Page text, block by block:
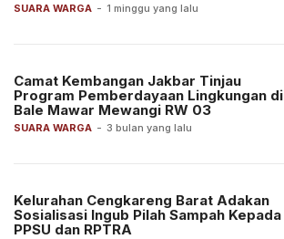
SUARA WARGA - 1 minggu yang lalu
SUARA WARGA - 3 bulan yang lalu
Camat Kembangan Jakbar Tinjau
Program Pemberdayaan Lingkungan di
Bale Mawar Mewangi RW 03
Kelurahan Cengkareng Barat Adakan
Sosialisasi Ingub Pilah Sampah Kepada
PPSU dan RPTRA